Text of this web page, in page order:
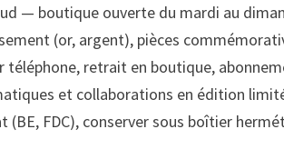
— boutique ouverte du mardi au
(or, argent), pièces
téléphone, retrait en boutique,
et collaborations en édition
(BE, FDC), conserver sous boîtier